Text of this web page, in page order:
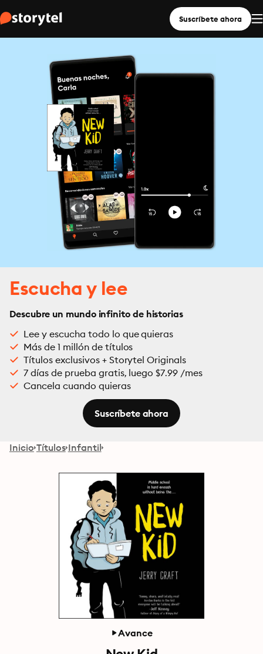
Suscríbete ahora
Escucha y lee
Descubre un mundo infinito de historias
Lee y escucha todo lo que quieras
Más de 1 millón de títulos
Títulos exclusivos + Storytel Originals
7 días de prueba gratis, luego $7.99 /mes
Cancela cuando quieras
Suscríbete ahora
Inicio Títulos Infantil
Avance